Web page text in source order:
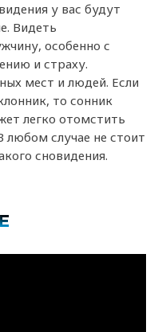
у вас будут
Видеть
особенно с
и страху.
мест и людей. Если
то сонник
легко отомстить
любом случае не стоит
сновидения.